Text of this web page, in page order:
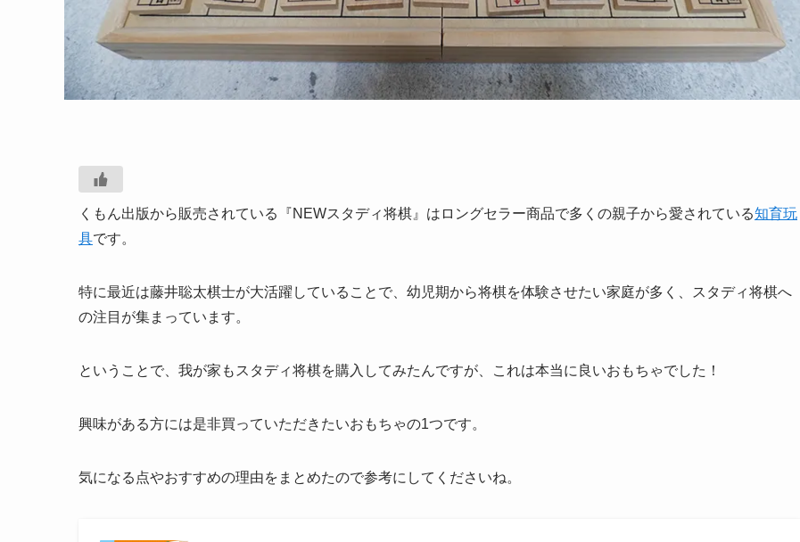
くもん出版から販売されている『NEWスタディ将棋』はロングセラー商品で多くの親子から愛されている知育玩
具です。
特に最近は藤井聡太棋士が大活躍していることで、幼児期から将棋を体験させたい家庭が多く、スタディ将棋へ
の注目が集まっています。
ということで、我が家もスタディ将棋を購入してみたんですが、これは本当に良いおもちゃでした！
興味がある方には是非買っていただきたいおもちゃの1つです。
気になる点やおすすめの理由をまとめたので参考にしてくださいね。